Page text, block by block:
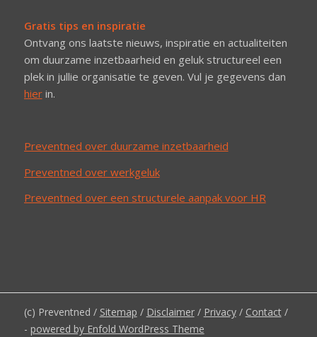
Gratis tips en inspiratie
Ontvang ons laatste nieuws, inspiratie en actualiteiten
om duurzame inzetbaarheid en geluk structureel een
plek in jullie organisatie te geven. Vul je gegevens dan
hierin.
Preventned over duurzame inzetbaarheid
Preventned over werkgeluk
Preventned over een structurele aanpak voor HR
(c) Preventned / Sitemap / Disclaimer/ Privacy/ Contact/
- powered by Enfold WordPress Theme